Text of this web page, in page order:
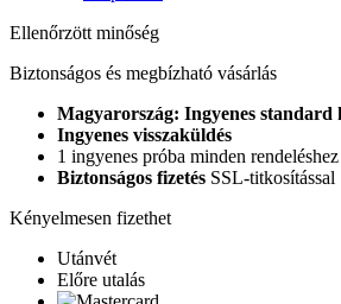
Ellenőrzött minőség
Biztonságos és megbízható vásárlás
Magyarország: Ingyenes standard
Ingyenes visszaküldés
1 ingyenes próba minden rendeléshez
Biztonságos fizetés SSL-titkosítással
Kényelmesen fizethet
Utánvét
Előre utalás